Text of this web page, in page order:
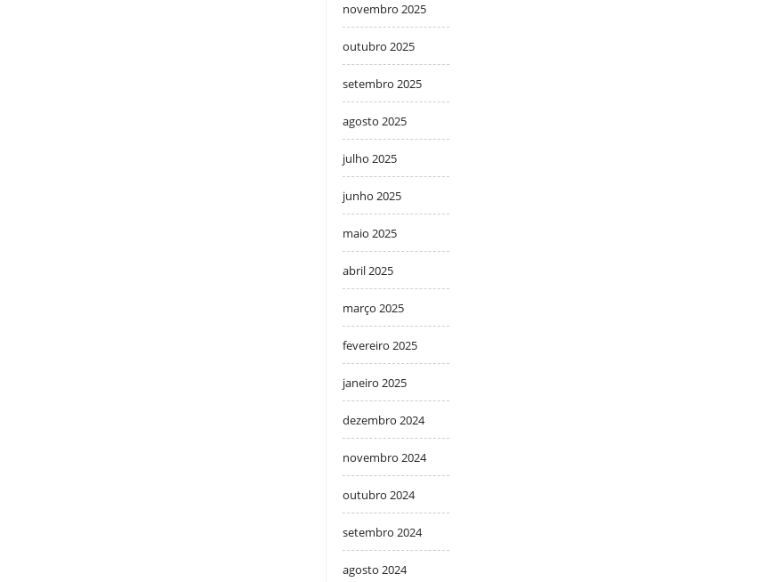
novembro 2025
outubro 2025
setembro 2025
agosto 2025
julho 2025
junho 2025
maio 2025
abril 2025
março 2025
fevereiro 2025
janeiro 2025
dezembro 2024
novembro 2024
outubro 2024
setembro 2024
agosto 2024